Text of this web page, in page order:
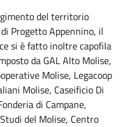
del territorio
Progetto Appennino, il
si è fatto inoltre capofila
da GAL Alto Molise,
Molise, Legacoop
Molise, Caseificio Di
di Campane,
del Molise, Centro